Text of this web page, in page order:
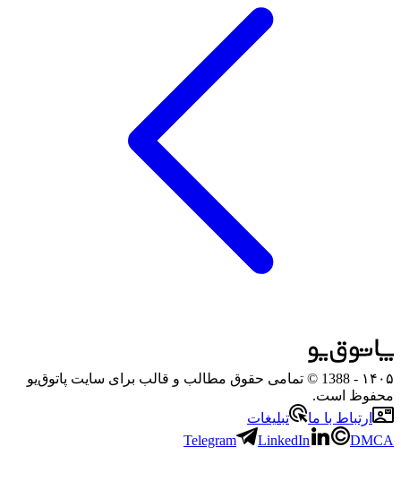
۱۴۰۵
- 1388 © تمامی حقوق مطالب و قالب برای سایت پاتوق‌یو
محفوظ است.
ارتباط با ما
تبلیغات
Telegram
LinkedIn DMCA